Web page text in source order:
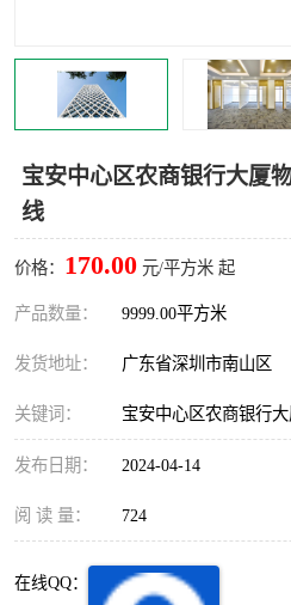
宝安中心区农商银行大厦
线
价格： 170.00 元/平方米 起
产品数量： 9999.00平方米
发货地址： 广东省深圳市南山区
关键词： 宝安中心区农商银行
发布日期： 2024-04-14
阅 读 量： 724
在线QQ：
兴东
南山后海
车公庙
南头
深圳超级总部基地